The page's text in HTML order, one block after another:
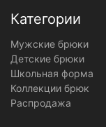
Категории
Мужские брюки
Детские брюки
Школьная форма
Коллекции брюк
Распродажа